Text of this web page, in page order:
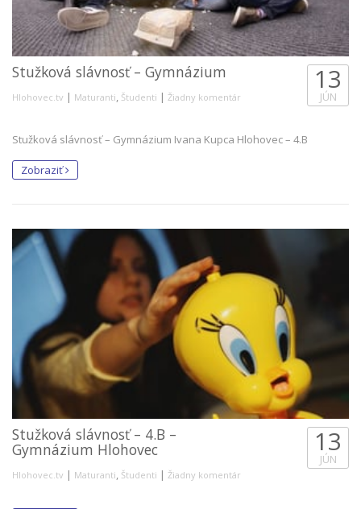
Stužková slávnosť – Gymnázium
Hlohovec.tv | Maturanti, Študenti | Žiadny komentár
13
JÚN
Stužková slávnosť – Gymnázium Ivana Kupca Hlohovec – 4.B
Zobraziť
Stužková slávnosť – 4.B –
Gymnázium Hlohovec
Hlohovec.tv | Maturanti, Študenti | Žiadny komentár
13
JÚN